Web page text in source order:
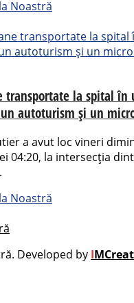
Noastră
transportate la spital în
autoturism și un
a avut loc vineri
04:20, la intersecția
Noastră
Developed by I